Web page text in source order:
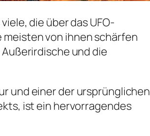
die über das UFO-
meisten von ihnen schärfen
und die
und einer der ursprünglichen
ist ein hervorragendes